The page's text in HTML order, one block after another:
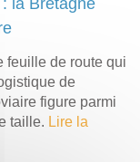
feuille de route qui
de
figure parmi
taille. Lire la